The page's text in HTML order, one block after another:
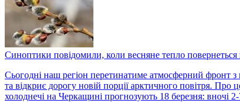
Синоптики повідомили, коли весняне тепло
Сьогодні наш регіон перетинатиме атмосферний фронт з
та відкриє дорогу новій порції арктичного повітря.
холоднечі на Черкащині прогнозують 18 березня: вночі